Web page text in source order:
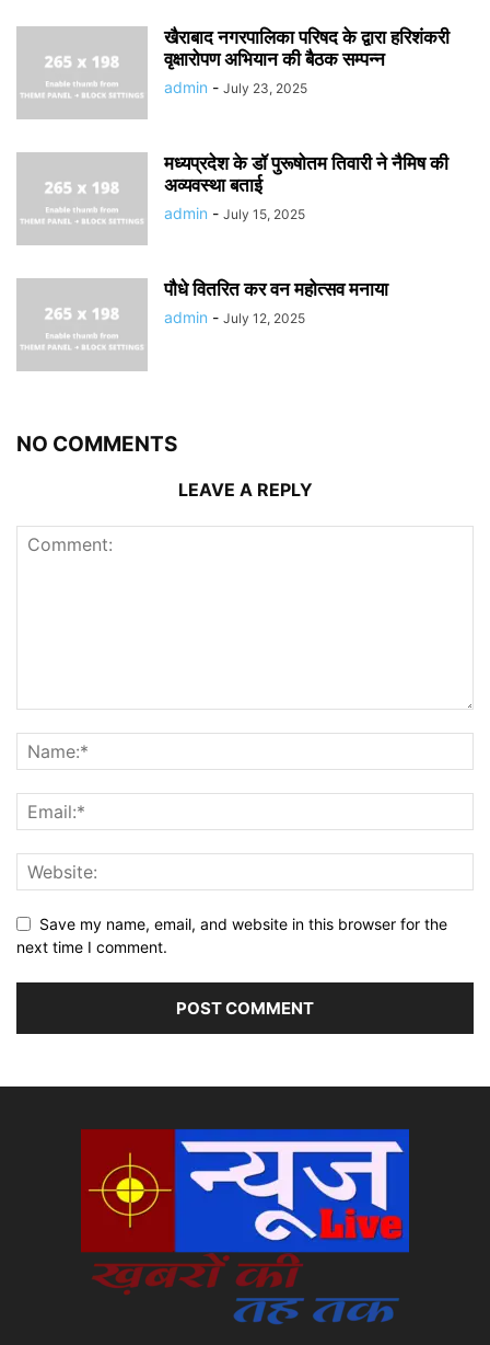
खैराबाद नगरपालिका परिषद के द्वारा हरिशंकरी
वृक्षारोपण अभियान की बैठक सम्पन्न
admin - July 23, 2025
मध्यप्रदेश के डॉ पुरूषोतम तिवारी ने नैमिष की
अव्यवस्था बताई
admin - July 15, 2025
पौधे वितरित कर वन महोत्सव मनाया
admin - July 12, 2025
NO COMMENTS
LEAVE A REPLY
Save my name, email, and website in this browser for the
next time I comment.